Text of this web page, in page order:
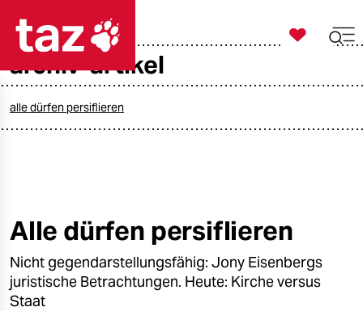
öko
gesellschaft
kultur

taz zahl ich
archiv-artikel
alle dürfen persiflieren
Alle dürfen persiflieren
Nicht gegendarstellungsfähig: Jony Eisenbergs
juristische Betrachtungen. Heute: Kirche versus
Staat